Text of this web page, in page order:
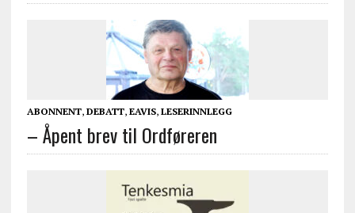
ABONNENT, DEBATT, EAVIS, LESERINNLEGG
– Åpent brev til Ordføreren